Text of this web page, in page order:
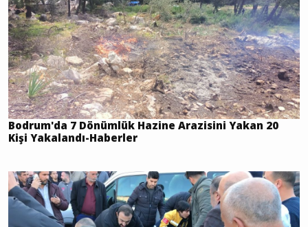
Bodrum'da 7 Dönümlük Hazine Arazisini Yakan 20
Kişi Yakalandı-Haberler